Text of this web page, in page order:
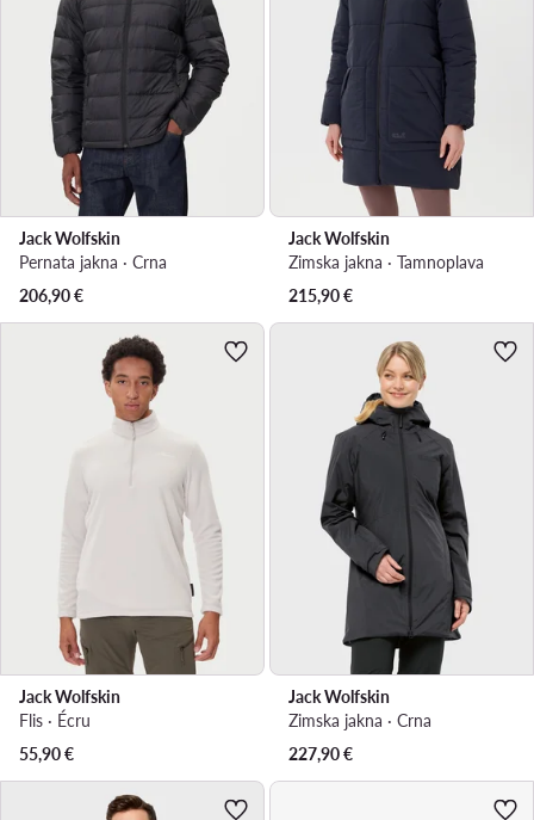
Jack Wolfskin
Pernata jakna · Crna
206,90€
Jack Wolfskin
Zimska jakna · Tamnoplava
215,90€
Jack Wolfskin
Flis · Écru
55,90€
Jack Wolfskin
Zimska jakna · Crna
227,90€